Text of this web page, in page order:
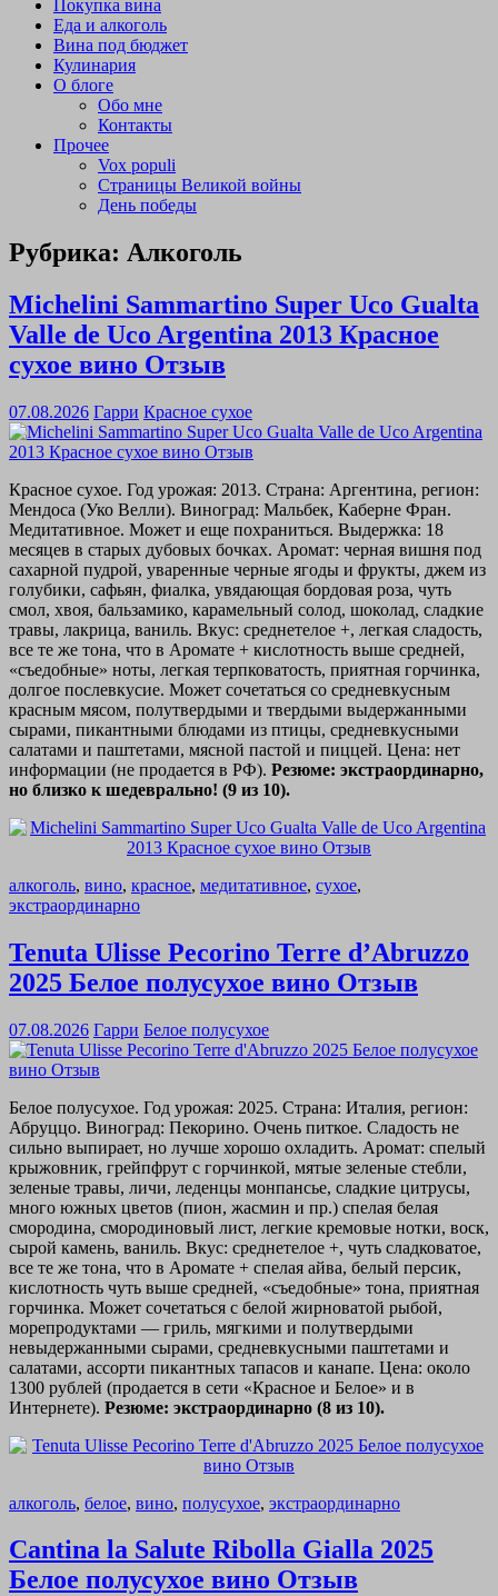
Покупка вина
Еда и алкоголь
Вина под бюджет
Кулинария
О блоге
Обо мне
Контакты
Прочее
Vox populi
Страницы Великой войны
День победы
Рубрика: Алкоголь
Michelini Sammartino Super Uco Gualta
Valle de Uco Argentina 2013 Красное
сухое вино Отзыв
07.08.2026 Гарри Красное сухое
Красное сухое. Год урожая: 2013. Страна: Аргентина, регион:
Мендоса (Уко Велли). Виноград: Мальбек, Каберне Фран.
Медитативное. Может и еще похраниться. Выдержка: 18
месяцев в старых дубовых бочках. Аромат: черная вишня под
сахарной пудрой, уваренные черные ягоды и фрукты, джем из
голубики, сафьян, фиалка, увядающая бордовая роза, чуть
смол, хвоя, бальзамико, карамельный солод, шоколад, сладкие
травы, лакрица, ваниль. Вкус: среднетелое +, легкая сладость,
все те же тона, что в Аромате + кислотность выше средней,
«съедобные» ноты, легкая терпковатость, приятная горчинка,
долгое послевкусие. Может сочетаться со средневкусным
красным мясом, полутвердыми и твердыми выдержанными
сырами, пикантными блюдами из птицы, средневкусными
салатами и паштетами, мясной пастой и пиццей. Цена: нет
информации (не продается в РФ). Резюме: экстраординарно,
но близко к шедеврально! (9 из 10).
алкоголь, вино, красное, медитативное, сухое,
экстраординарно
Tenuta Ulisse Pecorino Terre d’Abruzzo
2025 Белое полусухое вино Отзыв
07.08.2026 Гарри Белое полусухое
Белое полусухое. Год урожая: 2025. Страна: Италия, регион:
Абруццо. Виноград: Пекорино. Очень питкое. Сладость не
сильно выпирает, но лучше хорошо охладить. Аромат: спелый
крыжовник, грейпфрут с горчинкой, мятые зеленые стебли,
зеленые травы, личи, леденцы монпансье, сладкие цитрусы,
много южных цветов (пион, жасмин и пр.) спелая белая
смородина, смородиновый лист, легкие кремовые нотки, воск,
сырой камень, ваниль. Вкус: среднетелое +, чуть сладковатое,
все те же тона, что в Аромате + спелая айва, белый персик,
кислотность чуть выше средней, «съедобные» тона, приятная
горчинка. Может сочетаться с белой жирноватой рыбой,
морепродуктами — гриль, мягкими и полутвердыми
невыдержанными сырами, средневкусными паштетами и
салатами, ассорти пикантных тапасов и канапе. Цена: около
1300 рублей (продается в сети «Красное и Белое» и в
Интернете). Резюме: экстраординарно (8 из 10).
алкоголь, белое, вино, полусухое, экстраординарно
Cantina la Salute Ribolla Gialla 2025
Белое полусухое вино Отзыв